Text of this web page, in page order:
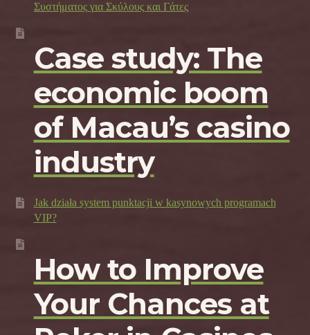
Συστήματος για Σκύλους και Γάτες
Case study: The
economic boom
of Macau’s casino
industry
Jak działa system punktacji w kasynowych programach
VIP?
How to Improve
Your Chances at